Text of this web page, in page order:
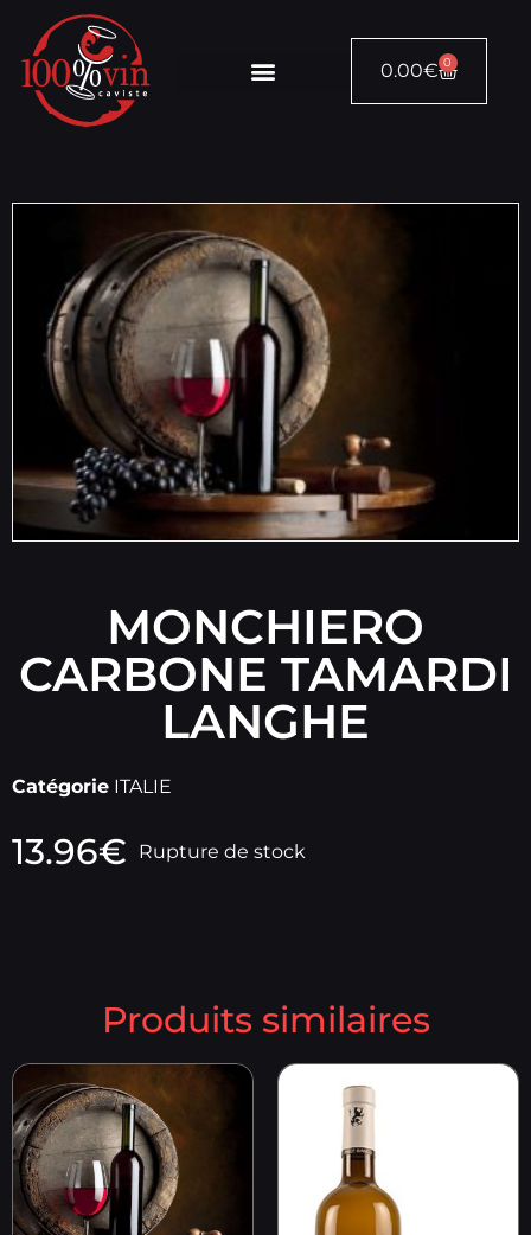
0.00€ 0
MONCHIERO
CARBONE TAMARDI
LANGHE
Catégorie ITALIE
13.96€ Rupture de stock
Produits similaires